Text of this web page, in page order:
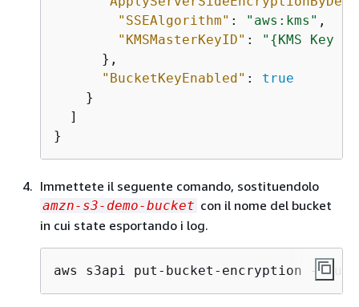
"SSEAlgorithm" : "aws:kms" ,
"KMSMasterKeyID" : " {KMS Key
      },
"BucketKeyEnabled" : true
    }
  ]
}
Immettete il seguente comando, sostituendolo
amzn-s3-demo-bucket con il nome del bucket
in cui state esportando i log.
aws s3api put-bucket-encryption --